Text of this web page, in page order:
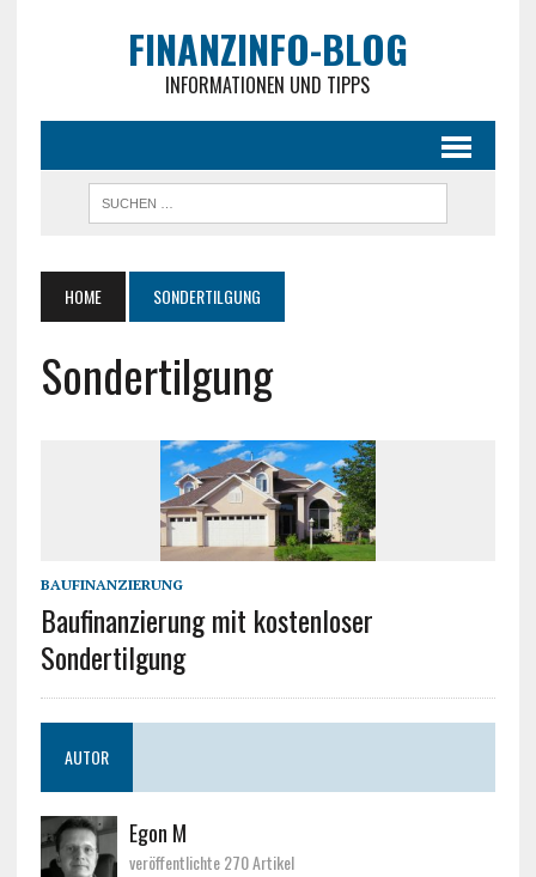
FINANZINFO-BLOG
INFORMATIONEN UND TIPPS
HOME SONDERTILGUNG
Sondertilgung
BAUFINANZIERUNG
Baufinanzierung mit kostenloser
Sondertilgung
AUTOR
Egon M
veröffentlichte 270 Artikel